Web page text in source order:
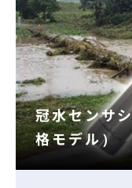
冠水センサ
格モデル）